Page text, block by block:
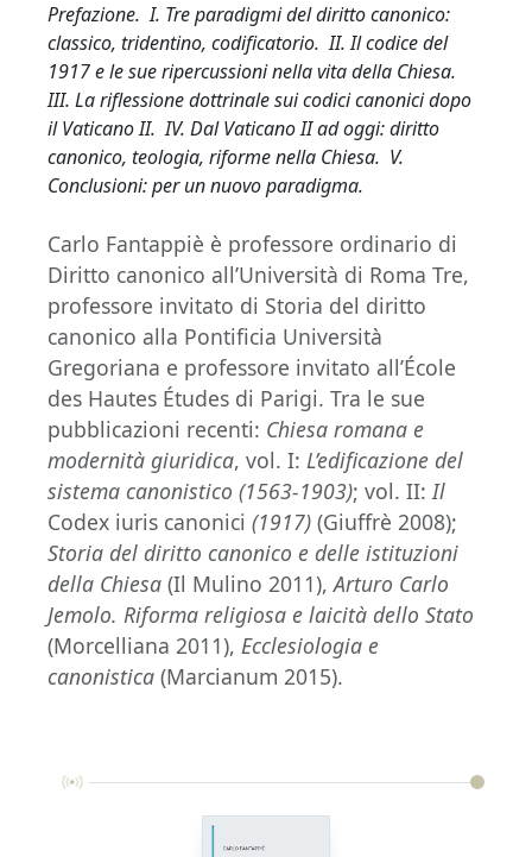
Prefazione. I. Tre paradigmi del diritto canonico:
classico, tridentino, codificatorio. II. Il codice del
1917 e le sue ripercussioni nella vita della Chiesa.
III. La riflessione dottrinale sui codici canonici dopo
il Vaticano II. IV. Dal Vaticano II ad oggi: diritto
canonico, teologia, riforme nella Chiesa. V.
Conclusioni: per un nuovo paradigma.
Carlo Fantappiè è professore ordinario di
Diritto canonico all’Università di Roma Tre,
professore invitato di Storia del diritto
canonico alla Pontificia Università
Gregoriana e professore invitato all’École
des Hautes Études di Parigi. Tra le sue
pubblicazioni recenti: Chiesa romana e
modernità giuridica, vol. I: L’edificazione del
sistema canonistico (1563-1903); vol. II:Il
Codex iuris canonici (1917) (Giuffrè 2008);
Storia del diritto canonico e delle istituzioni
della Chiesa (Il Mulino 2011),Arturo Carlo
Jemolo. Riforma religiosa e laicità dello Stato
(Morcelliana 2011), Ecclesiologia e
canonistica (Marcianum 2015).